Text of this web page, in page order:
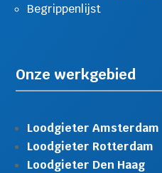
Begrippenlijst
Onze werkgebied
Loodgieter Amsterdam
Loodgieter Rotterdam
Loodgieter Den Haag